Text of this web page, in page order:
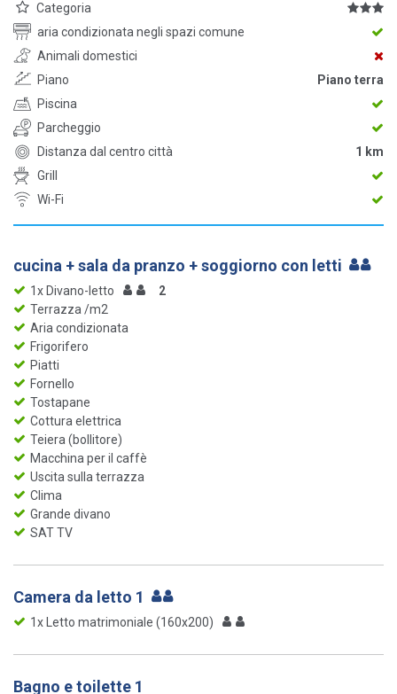
Categoria
aria condizionata negli spazi comune
Animali domestici
Piano
Piano terra
Piscina
Parcheggio
Distanza dal centro città
1 km
Grill
Wi-Fi
cucina + sala da pranzo + soggiorno con letti
1x Divano-letto
2
Terrazza /m2
Aria condizionata
Frigorifero
Piatti
Fornello
Tostapane
Cottura elettrica
Teiera (bollitore)
Macchina per il caffè
Uscita sulla terrazza
Clima
Grande divano
SAT TV
Camera da letto 1
1x Letto matrimoniale (160x200)
Bagno e toilette 1